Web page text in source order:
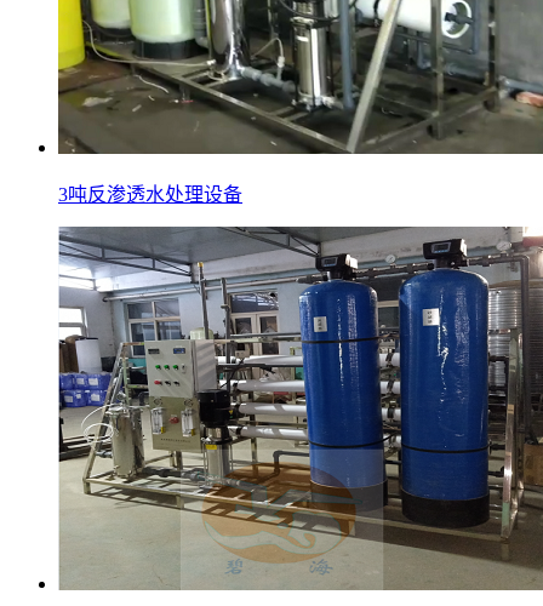
3吨反渗透水处理设备